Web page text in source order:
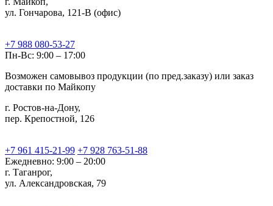
ул. Гончарова, 121-В (офис)
+7 988 080-53-27
Пн-Вс: 9:00 – 17:00
Возможен самовывоз продукции (по пред.заказу) или заказ
доставки по Майкопу
г. Ростов-на-Дону,
пер. Крепостной, 126
+7 961 415-21-99 +7 928 763-51-88
Ежедневно: 9:00 – 20:00
г. Таганрог,
ул. Александровская, 79